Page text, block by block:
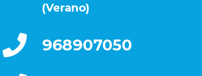
(Verano)
968907050